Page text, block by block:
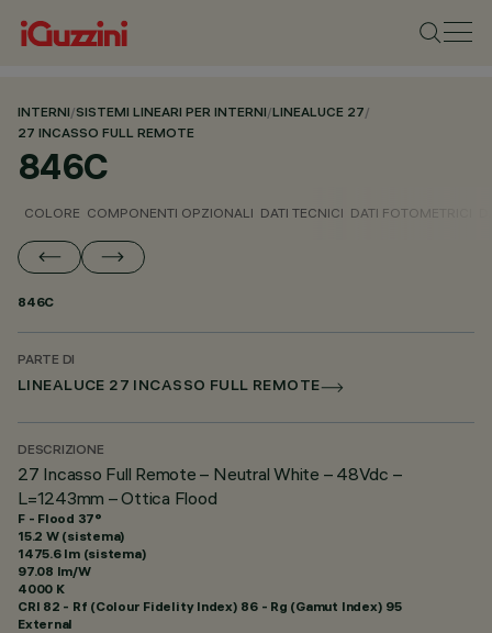
INTERNI/SISTEMI LINEARI PER INTERNI/LINEALUCE 27/
27 INCASSO FULL REMOTE
846C
COLORE COMPONENTI OPZIONALI DATI TECNICI DATI FOTOMETRICI
846C
PARTE DI
LINEALUCE 27 INCASSO FULL REMOTE
DESCRIZIONE
27 Incasso Full Remote – Neutral White – 48Vdc –
L=1243mm – Ottica Flood
F - Flood 37°
15.2 W (sistema)
1475.6 lm (sistema)
97.08 lm/W
4000 K
CRI 82 - Rf (Colour Fidelity Index) 86 - Rg (Gamut Index) 95
External